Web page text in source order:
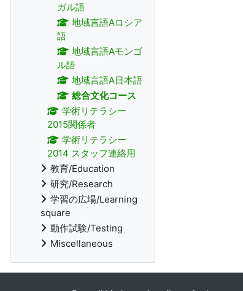
ガル語
地域言語Aロシア
語
地域言語Aモンゴ
ル語
地域言語A日本語
総合文化コース
学術リテラシー
2015関係者
学術リテラシー
2014 スタッフ連絡用
教育/Education
研究/Research
学習の広場/Learning
square
動作試験/Testing
Miscellaneous